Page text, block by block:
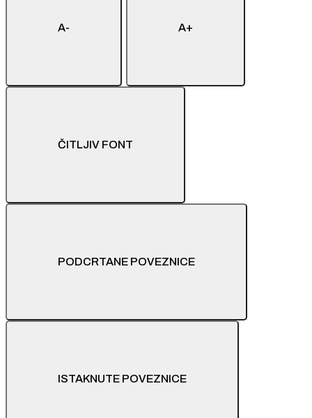
A- A+
ČITLJIV FONT
PODCRTANE POVEZNICE
ISTAKNUTE POVEZNICE